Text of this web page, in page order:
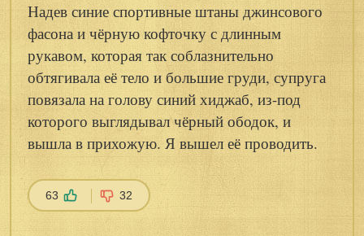
Надев синие спортивные штаны джинсового
фасона и чёрную кофточку с длинным
рукавом, которая так соблазнительно
обтягивала её тело и большие груди, супруга
повязала на голову синий хиджаб, из-под
которого выглядывал чёрный ободок, и
вышла в прихожую. Я вышел её проводить.
63 32